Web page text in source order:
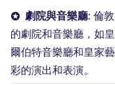
劇院與音樂廳: 倫
的劇院和音樂廳，如
爾伯特音樂廳和皇家
彩的演出和表演。